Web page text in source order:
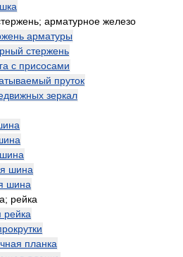
арматурное железо
арматуры
стержень
с присосами
пруток
зеркал
шина
шина
рейка
рейка
планка